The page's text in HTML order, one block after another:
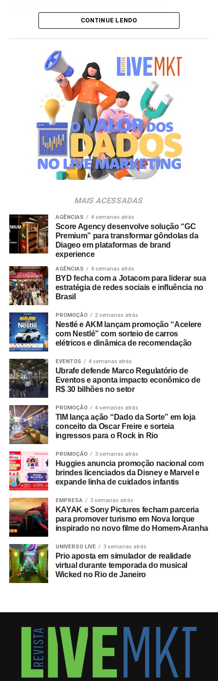
personagem surpresa apenas no momento da abertura
criação de experiências afetivas para diferentes
gerações. Com o Copo Surpresa, queremos trazer um
novo momento de interação com a marca, adicionando
um elemento de surpresa que torna cada visita ao Bob’s
ainda mais divertida”, aponta Renata Brigatti Lange,
diretora de marketing do Bob’s.
A campanha possui abrangência nacional e estará
disponível por tempo limitado em todos os restaurantes
da rede até 31 de agosto de 2026, ou enquanto durarem
os estoques nas unidades.
CONTINUE LENDO
MAIS ACESSADAS
AGÊNCIAS 4 semanas atrás
Score Agency desenvolve solução “GC
Premium” para transformar gôndolas da
Diageo em plataformas de brand
experience
AGÊNCIAS 4 semanas atrás
BYD fecha com a Jotacom para liderar sua
estratégia de redes sociais e influência no
Brasil
PROMOÇÃO 2 semanas atrás
Nestlé e AKM lançam promoção “Acelere
com Nestlé” com sorteio de carros
elétricos e dinâmica de recomendação
EVENTOS 4 semanas atrás
Ubrafe defende Marco Regulatório de
Eventos e aponta impacto econômico de
R$ 30 bilhões no setor
PROMOÇÃO 4 semanas atrás
TIM lança ação “Dado da Sorte” em loja
conceito da Oscar Freire e sorteia
ingressos para o Rock in Rio
PROMOÇÃO 3 semanas atrás
Huggies anuncia promoção nacional com
brindes licenciados da Disney e Marvel e
expande linha de cuidados infantis
EMPRESA 3 semanas atrás
KAYAK e Sony Pictures fecham parceria
para promover turismo em Nova Iorque
inspirado no novo filme do Homem-Aranha
UNIVERSO LIVE 3 semanas atrás
Prio aposta em simulador de realidade
virtual durante temporada do musical
Wicked no Rio de Janeiro